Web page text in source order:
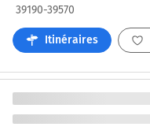
39190-39570
Itinéraires